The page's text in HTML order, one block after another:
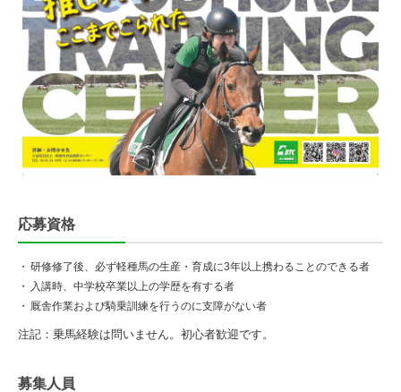
応募資格
・ 研修修了後、必ず軽種馬の生産・育成に3年以上携わることのできる者
・
入講時、中学校卒業以上の学歴を有する者
・ 厩舎作業および騎乗訓練を行うのに支障がない者
注記： 乗馬経験は問いません。初心者歓迎です。
募集人員